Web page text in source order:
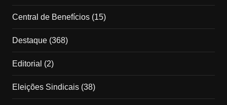
Central de Benefícios(15)
Destaque(368)
Editorial (2)
Eleições Sindicais(38)